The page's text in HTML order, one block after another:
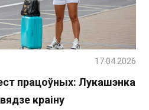
працоўных: Лукашэнка
краіну
17.04.2026